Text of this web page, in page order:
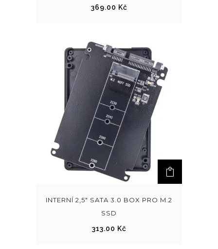
369.00 Kč
INTERNÍ 2,5" SATA 3.0 BOX PRO M.2
SSD
313.00 Kč